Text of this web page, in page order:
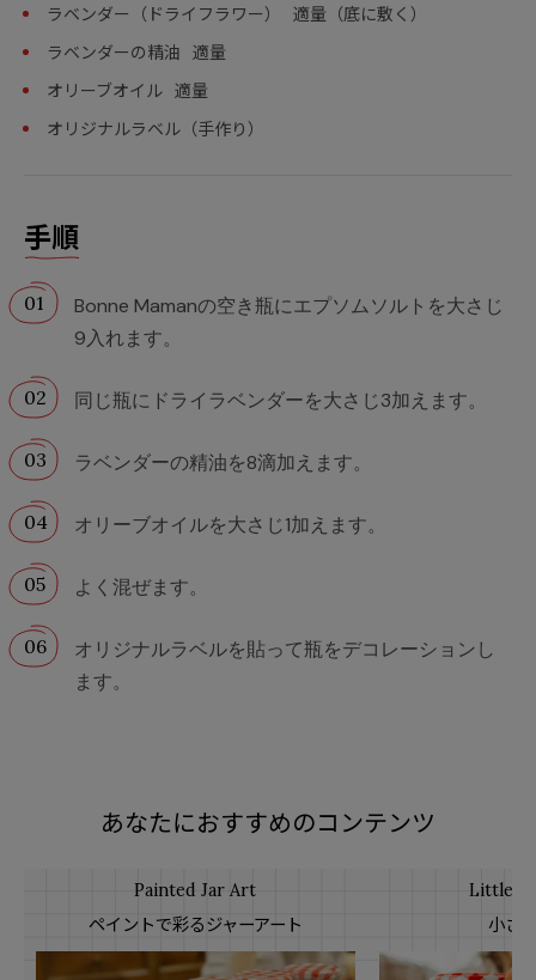
ラベンダー（ドライフラワー）
適量（底に敷く）
ラベンダーの精油 適量
オリーブオイル 適量
オリジナルラベル（手作り）
手順
Bonne Mamanの空き瓶にエプソムソルトを大さじ
9入れます。
同じ瓶にドライラベンダーを大さじ3加えます。
ラベンダーの精油を8滴加えます。
オリーブオイルを大さじ1加えます。
よく混ぜます。
オリジナルラベルを貼って瓶をデコレーションし
ます。
あなたにおすすめのコンテンツ
Painted Jar Art
ペイントで彩るジャーアート
Little
小さ